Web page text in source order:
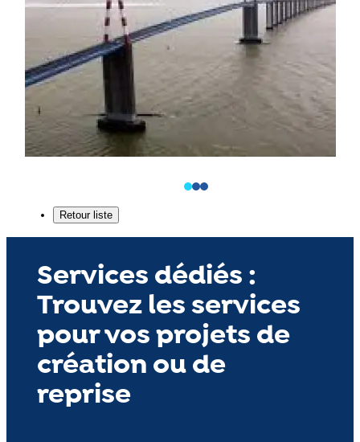
Services dédiés :
Trouvez les services
pour vos projets de
création ou de
reprise